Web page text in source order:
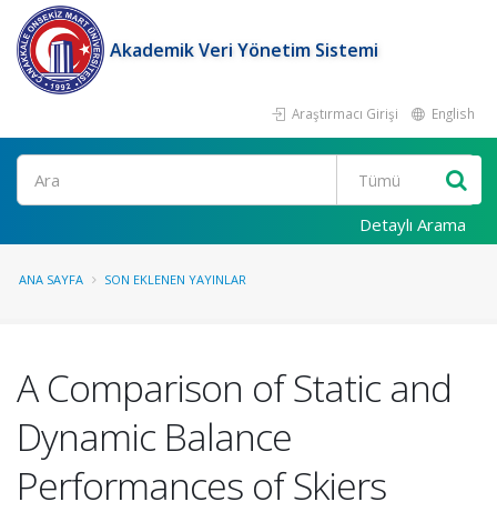
Akademik Veri Yönetim Sistemi
Araştırmacı Girişi English
Ara
Detaylı Arama
ANA SAYFA SON EKLENEN YAYINLAR
A Comparison of Static and
Dynamic Balance
Performances of Skiers